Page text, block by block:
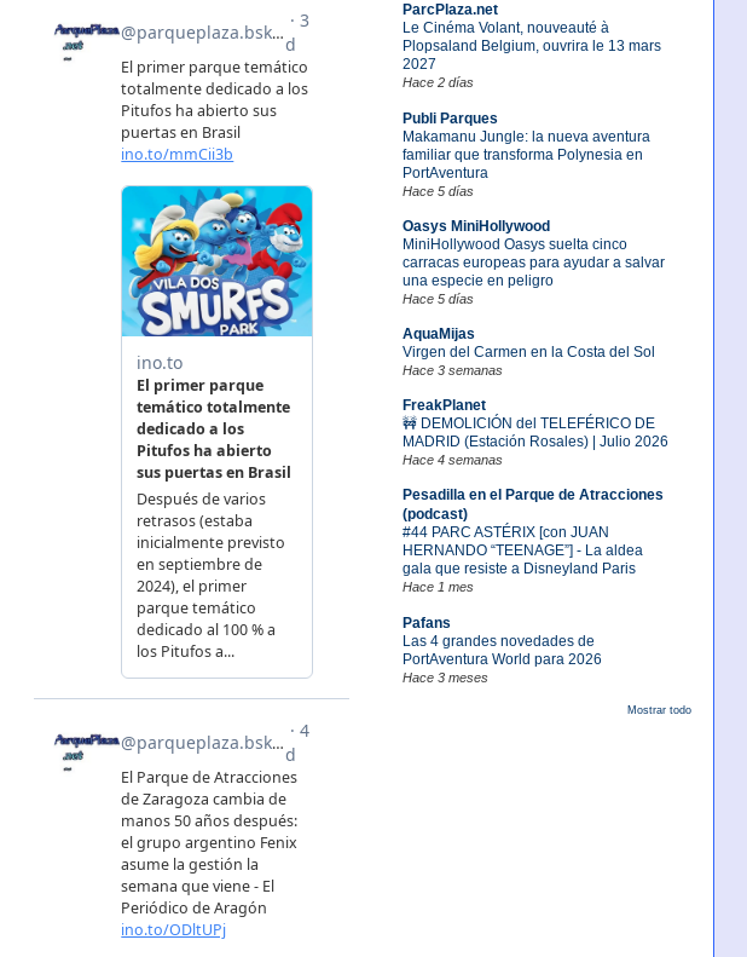
ParcPlaza.net
Le Cinéma Volant, nouveauté à
Plopsaland Belgium, ouvrira le 13 mars
2027
Hace 2 días
Publi Parques
Makamanu Jungle: la nueva aventura
familiar que transforma Polynesia en
PortAventura
Hace 5 días
Oasys MiniHollywood
MiniHollywood Oasys suelta cinco
carracas europeas para ayudar a salvar
una especie en peligro
Hace 5 días
AquaMijas
Virgen del Carmen en la Costa del Sol
Hace 3 semanas
FreakPlanet
🚧 DEMOLICIÓN del TELEFÉRICO DE
MADRID (Estación Rosales) | Julio 2026
Hace 4 semanas
Pesadilla en el Parque de Atracciones
(podcast)
#44 PARC ASTÉRIX [con JUAN
HERNANDO “TEENAGE”] - La aldea
gala que resiste a Disneyland Paris
Hace 1 mes
Pafans
Las 4 grandes novedades de
PortAventura World para 2026
Hace 3 meses
Mostrar todo